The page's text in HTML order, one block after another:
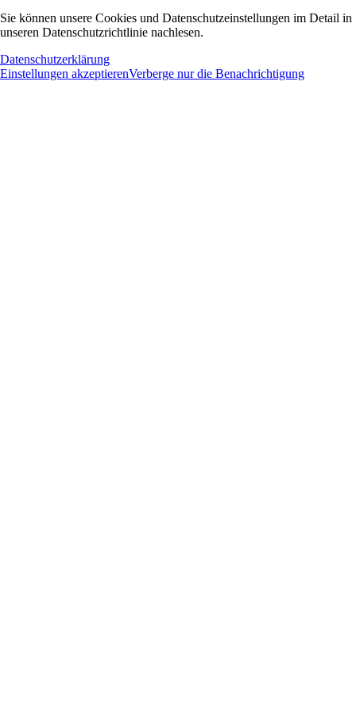
Sie können unsere Cookies und Datenschutzeinstellungen im Detail in
unseren Datenschutzrichtlinie nachlesen.
Datenschutzerklärung
Einstellungen akzeptierenVerberge nur die Benachrichtigung